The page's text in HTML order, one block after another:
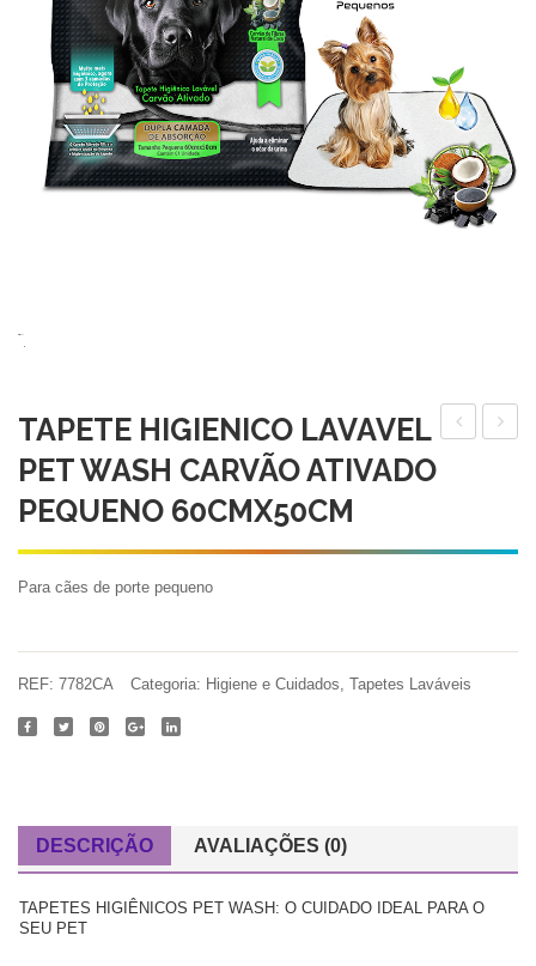
Blog
Contato
WASHWASH
TAPETE HIGIENICO LAVAVEL
PET WASH CARVÃO ATIVADO
PEQUENO 60CMX50CM
Para cães de porte pequeno
REF: 7782CA Categoria: Higiene e Cuidados Tapetes Laváveis
DESCRIÇÃO AVALIAÇÕES (0)
TAPETES HIGIÊNICOS PET WASH: O CUIDADO IDEAL PARA O
SEU PET